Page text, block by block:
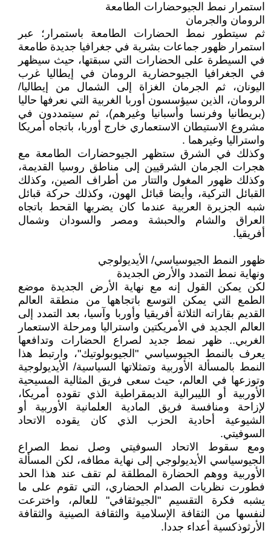
استمرار نمط الجيوحضارات الطامعة
الرومان والجرمان
ثم سيتطور نمط الحضارات الطامعة باستمرار؛ عبر
استمرار ظهور جماعات بشرية في جغرافيا جديدة طامعة
في السيطرة على الحضارات التي سبقتها، حيث سيظهر
في الجغرافيا الجيوحضارية الرومان في إيطاليا غرب
اليونان، ثم الجرمان الغزاة إلى الشمال من إيطاليا/
الرومان، الذين سيؤسسون أوربا الغربية التي نعرفها حاليا
(بريطانيا وفرنسا وأسبانيا وغيرهم)، ثم سيتمددون في
مشروع الاستيطان الاستعماري خارج أوربا، باتجاه أمريكا
واستراليا وغيرهما .
وكذلك في الشرق ستظهر الجيوحضارات الطامعة مع
هجرات الجرمان الشرقيين إلى مناطق روسيا القديمة،
وكذلك ظهور المغول والتتار من أطراف الصين، وكذلك
القبائل التركية، وأيضا قبائل الهون، وكذلك حركة قبائل
شبه الجزيرة العربية عندما كان يضربها القحط باتجاه
العراق والشام والحبشة ومصر والسودان وشمال
أفريقيا.
ظهور النمط الجيوسياسي/ الأيديولوجي
ونهاية نمط التمدد والأرض الجديدة
لكن يمكن القول إنه مع نهاية الأرض الجديدة موضع
الطمع التي يمكن التوسع باتجاهها من منطقة العالم
القديم بقاراته الثلاثة أفريقيا وأوربا وآسيا، بعد التمدد إلى
العالم الجديد في الأمريكتين واستراليا ومرحلة الاستعمار
الغربي.. ظهر نمط جديد لصراع الحضارات وتدافعها
يعرف بالنمط الجيوسياسي "الجيوبولوتيك"، وارتبط هذا
النمط بالمسألة الأوربية وتمثلاتها السياسية/ الأيديولوجية
وتوزعها في العالم، حيث سعى فريق المثالية المسيحية
الأوربية أو الليبرالية الديمقراطية الذي تقوده أمريكا،
لإزاحة ومنافسة فريق المادية العلمانية الأوربية أو
الشيوعية أحادية الحزب الذي كان يقوده الاتحاد
السوفيتي.
ومع سقوط الاتحاد السوفيتي وصل نمط الصراع
الجيوسياسي الأيديولوجي إلى نهاية مطافه، لكن المسألة
الأوربية ووهم الحضارة المطلقة لم تقف عند هذا الحد
فطورت نظريات الصدام الحضاري، التي تقوم على ما
يشبه فكرة التقسيم "الجيوثقافي" للعالم، واخترعت
لنفسها من الثقافة الإسلامية والثقافة الصينية والثقافة
الأرثوذكسية أعداء جددا.